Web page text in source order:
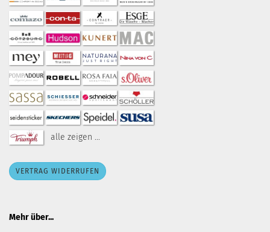
alle zeigen ...
VERTRAG WIDERRUFEN
Mehr über...